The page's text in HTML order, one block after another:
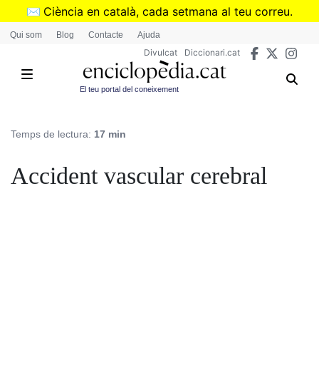
Vés
✉️ Ciència en català, cada setmana al teu correu.
➜Subscriu-te al butlletí de Divulcat
Qui som Blog Contacte Ajuda
Divulcat Diccionari.cat
El teu portal del coneixement
Temps de lectura: 17 min
Accident vascular cerebral